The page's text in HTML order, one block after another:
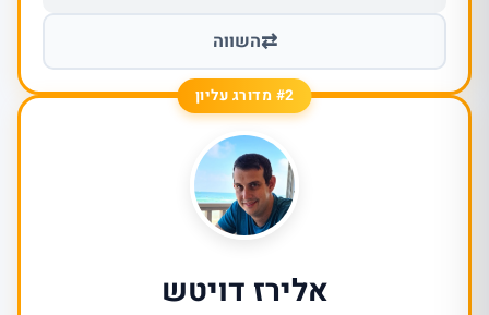
⇄השווה
#2 מדורג עליון
אלירז דויטש